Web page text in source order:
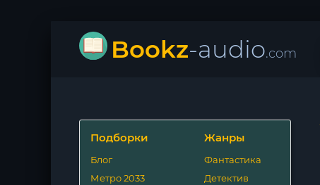
Bookz-audio.com
Подборки
Блог
Метро 2033
Жанры
Фантастика
Детектив